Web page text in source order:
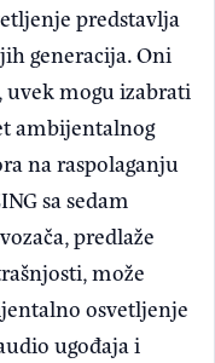
predstavlja
generacija. Oni
uvek mogu izabrati
ambijentalnog
na raspolaganju
sa sedam
predlaže
može
osvetljenje
ugođaja i